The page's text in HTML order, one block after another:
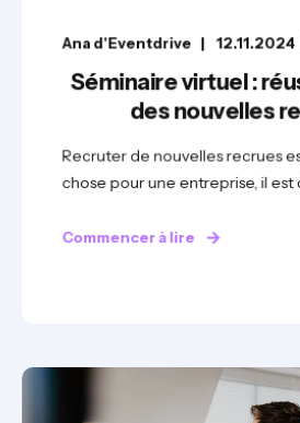
Ana d'Eventdrive 12.11.2024
Séminaire virtuel :
des nouvelles
Recruter de nouvelles recrues
chose pour une entreprise, il est
Commencer à lire